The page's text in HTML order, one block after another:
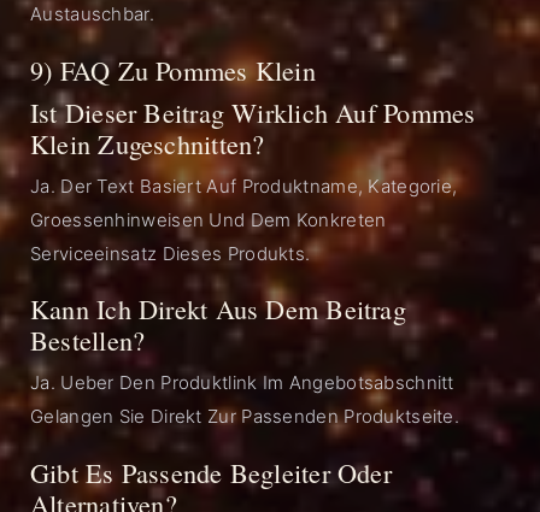
Austauschbar.
9) FAQ Zu Pommes Klein
Ist Dieser Beitrag Wirklich Auf Pommes
Klein Zugeschnitten?
Ja. Der Text Basiert Auf Produktname, Kategorie,
Groessenhinweisen Und Dem Konkreten
Serviceeinsatz Dieses Produkts.
Kann Ich Direkt Aus Dem Beitrag
Bestellen?
Ja. Ueber Den Produktlink Im Angebotsabschnitt
Gelangen Sie Direkt Zur Passenden Produktseite.
Gibt Es Passende Begleiter Oder
Alternativen?